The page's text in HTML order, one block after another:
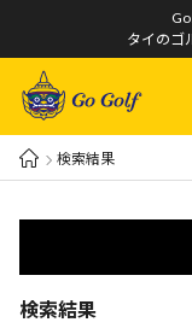
タイのゴ
検索結果
検索結果